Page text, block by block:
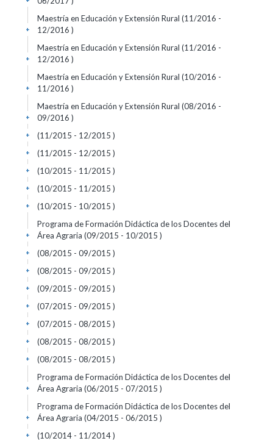
Maestría en Educación y Extensión Rural (11/2016 -
12/2016 )
+
Maestría en Educación y Extensión Rural (11/2016 -
12/2016 )
+
Maestría en Educación y Extensión Rural (10/2016 -
11/2016 )
+
Maestría en Educación y Extensión Rural (08/2016 -
09/2016 )
+
(11/2015 - 12/2015 )
+
(11/2015 - 12/2015 )
+
(10/2015 - 11/2015 )
+
(10/2015 - 11/2015 )
+
(10/2015 - 10/2015 )
+
Programa de Formación Didáctica de los Docentes del
Área Agraria (09/2015 - 10/2015 )
+
(08/2015 - 09/2015 )
+
(08/2015 - 09/2015 )
+
(09/2015 - 09/2015 )
+
(07/2015 - 09/2015 )
+
(07/2015 - 08/2015 )
+
(08/2015 - 08/2015 )
+
(08/2015 - 08/2015 )
+
Programa de Formación Didáctica de los Docentes del
Área Agraria (06/2015 - 07/2015 )
+
Programa de Formación Didáctica de los Docentes del
Área Agraria (04/2015 - 06/2015 )
+
(10/2014 - 11/2014 )
+